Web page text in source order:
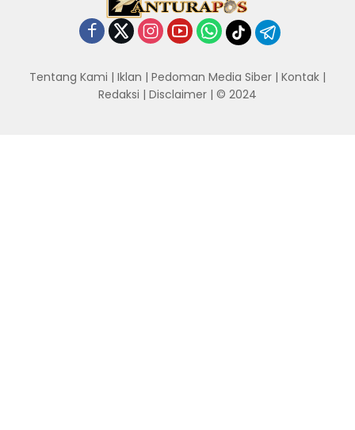
Tentang Kami | Iklan | Pedoman Media Siber | Kontak |
Redaksi | Disclaimer | © 2024